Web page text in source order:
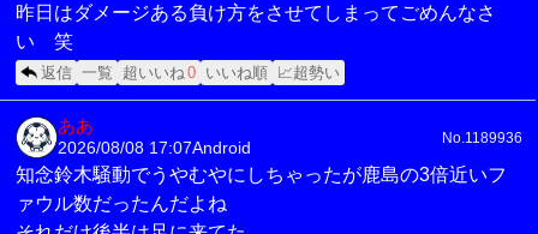
昨日はダメージある負け方をさせてしまってごめんなさ
い 笑
返信 一覧 超いいね0 いいね順 📈超勢い
ああ
2026/08/08 17:07Android
No.1189936
知念鈴木騒動でうやむやにしちゃったが鹿島の3倍近いフ
ァウル数だったんだよね